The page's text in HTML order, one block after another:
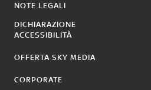
NOTE LEGALI
DICHIARAZIONE
ACCESSIBILITÀ
OFFERTA SKY MEDIA
CORPORATE